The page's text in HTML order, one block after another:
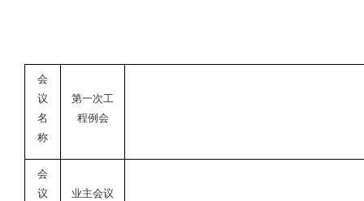
会
议
名
称
第一次工
程例会
会
议
业主会议